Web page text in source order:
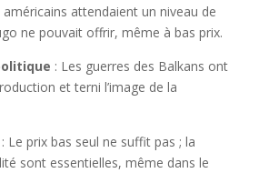
attendaient un niveau de
ne pouvait offrir, même à bas prix.
: Les guerres des Balkans ont
et terni l’image de la
: Le prix bas seul ne suffit pas ; la
sont essentielles, même dans le